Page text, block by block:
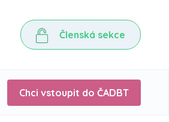
Členská sekce
Chci vstoupit do ČADBT